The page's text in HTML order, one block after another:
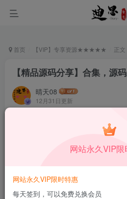
首页 【VIP】专享资源★★★★★ 正文
【精品源码分享】合集，源
晴天08
12月31日更新
【精品源码分享】合集，源码免费
此内容为付费资源，请付费后查看
￥19.9
DS中级会员￥15.9
网站永久VIP
网站永久VIP限时特惠
每天签到，可以免费兑换会员